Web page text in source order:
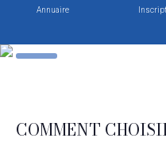
Annuaire
COMMENT